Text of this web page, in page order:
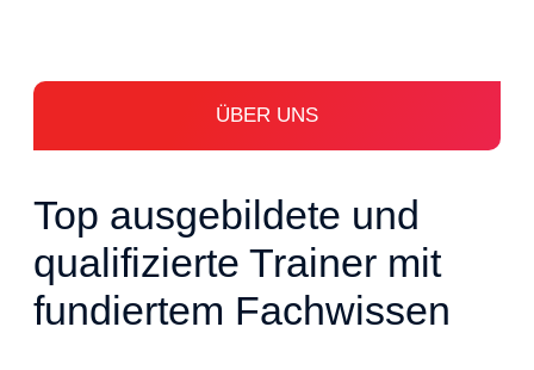
ÜBER UNS
Top ausgebildete und
qualifizierte Trainer mit
fundiertem Fachwissen